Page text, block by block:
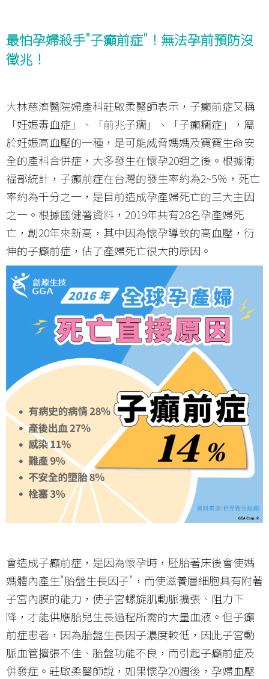
最怕孕婦殺手"子癲前症"！無法孕前預防沒
徵兆！
大林慈濟醫院婦產科莊啟柔醫師表示，子癲前症又稱
「妊娠毒血症」、「前兆子癇」、「子癲癇症」，屬
於妊娠高血壓的一種，是可能威脅媽媽及寶寶生命安
全的產科合併症，大多發生在懷孕20週之後。根據衛
福部統計，子癲前症在台灣的發生率約為2~5％，死亡
率約為千分之一，是目前造成孕產婦死亡的三大主因
之一。根據國健署資料，2019年共有28名孕產婦死
亡，創20年來新高，其中因為懷孕導致的高血壓，衍
伸的子癲前症，佔了產婦死亡很大的原因。
會造成子癲前症，是因為懷孕時，胚胎著床後會使媽
媽體內產生"胎盤生長因子"，而使滋養層細胞具有附著
子宮內膜的能力，使子宮螺旋肌動脈擴張、阻力下
降，才能供應胎兒生長過程所需的大量血液。但子癲
前症患者，因為胎盤生長因子濃度較低，因此子宮動
脈血管擴張不佳、胎盤功能不良，而引起子癲前症及
併發症。莊啟柔醫師說，如果懷孕20週後，孕婦血壓